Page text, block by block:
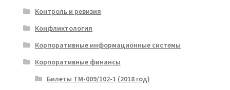
Контроль и ревизия
Конфликтология
Корпоративные информационные системы
Корпоративные финансы
Билеты ТМ-009/102-1 (2018 год)